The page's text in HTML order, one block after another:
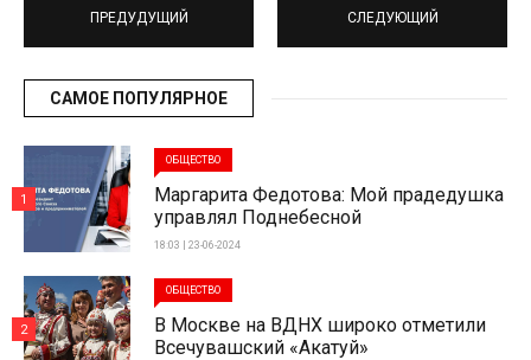
ПРЕДУДУЩИЙ СЛЕДУЮЩИЙ
САМОЕ ПОПУЛЯРНОЕ
ОБЩЕСТВО
Маргарита Федотова: Мой прадедушка
управлял Поднебесной
18:03 | 23-06-2024
1
ОБЩЕСТВО
В Москве на ВДНХ широко отметили
Всечувашский «Акатуй»
2